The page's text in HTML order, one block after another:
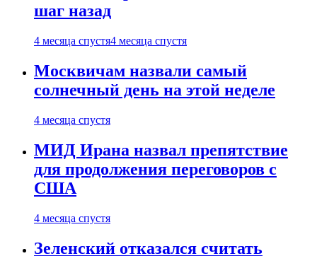
шаг назад
4 месяца спустя4 месяца спустя
Москвичам назвали самый
солнечный день на этой неделе
4 месяца спустя
МИД Ирана назвал препятствие
для продолжения переговоров с
США
4 месяца спустя
Зеленский отказался считать